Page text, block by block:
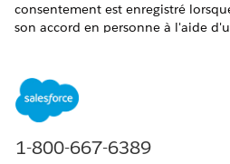
consentement est enregistré
son accord en personne à l'aide
Experience Cloud, puis visualiser et
consentement dans les documents
ÉDITIONS REQUISES
1-800-667-6389